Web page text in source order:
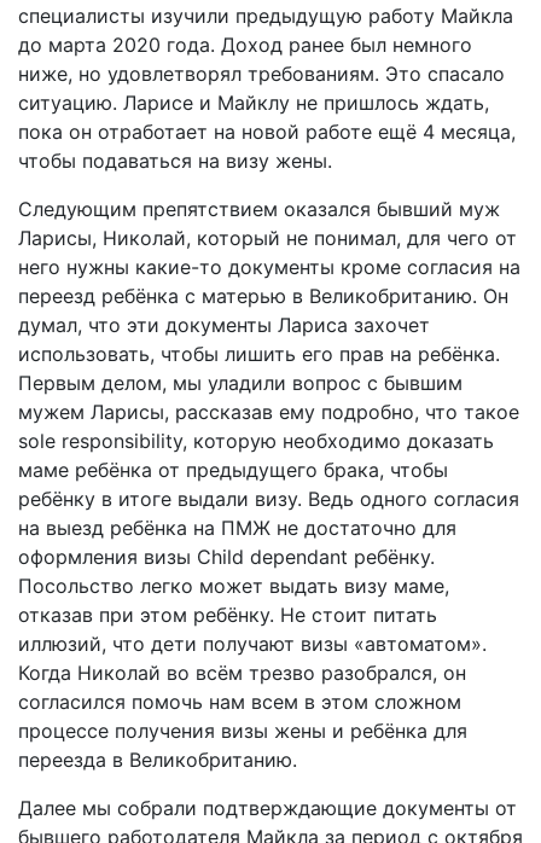
специалисты изучили предыдущую работу Майкла
до марта 2020 года. Доход ранее был немного
ниже, но удовлетворял требованиям. Это спасало
ситуацию. Ларисе и Майклу не пришлось ждать,
пока он отработает на новой работе ещё 4 месяца,
чтобы подаваться на визу жены.
Следующим препятствием оказался бывший муж
Ларисы, Николай, который не понимал, для чего от
него нужны какие-то документы кроме согласия на
переезд ребёнка с матерью в Великобританию. Он
думал, что эти документы Лариса захочет
использовать, чтобы лишить его прав на ребёнка.
Первым делом, мы уладили вопрос с бывшим
мужем Ларисы, рассказав ему подробно, что такое
sole responsibility, которую необходимо доказать
маме ребёнка от предыдущего брака, чтобы
ребёнку в итоге выдали визу. Ведь одного согласия
на выезд ребёнка на ПМЖ не достаточно для
оформления визы Child dependant ребёнку.
Посольство легко может выдать визу маме,
отказав при этом ребёнку. Не стоит питать
иллюзий, что дети получают визы «автоматом».
Когда Николай во всём трезво разобрался, он
согласился помочь нам всем в этом сложном
процессе получения визы жены и ребёнка для
переезда в Великобританию.
Далее мы собрали подтверждающие документы от
бывшего работодателя Майкла за период с октября